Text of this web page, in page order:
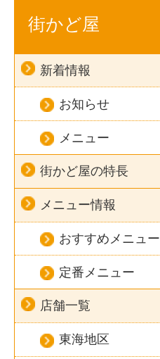
街かど屋
新着情報
お知らせ
メニュー
街かど屋の特長
メニュー情報
おすすめメニュー
定番メニュー
店舗一覧
東海地区